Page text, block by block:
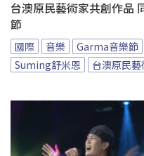
台澳原民藝術家共創作品
節
國際 音樂
Garma音樂節
Suming舒米恩
台澳原民藝